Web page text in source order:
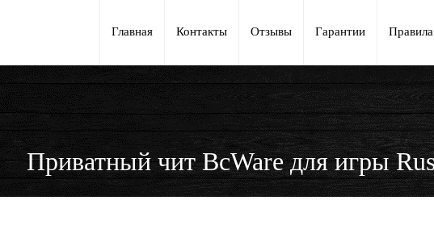
Главная Контакты Отзывы Гарантии Правила
Приватный чит BcWare для игры